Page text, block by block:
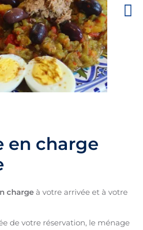
en charge
charge à votre arrivée et à votre
de votre réservation, le ménage